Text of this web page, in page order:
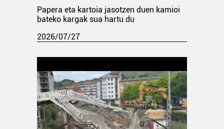
Papera eta kartoia jasotzen duen kamioi
bateko kargak sua hartu du
2026/07/27